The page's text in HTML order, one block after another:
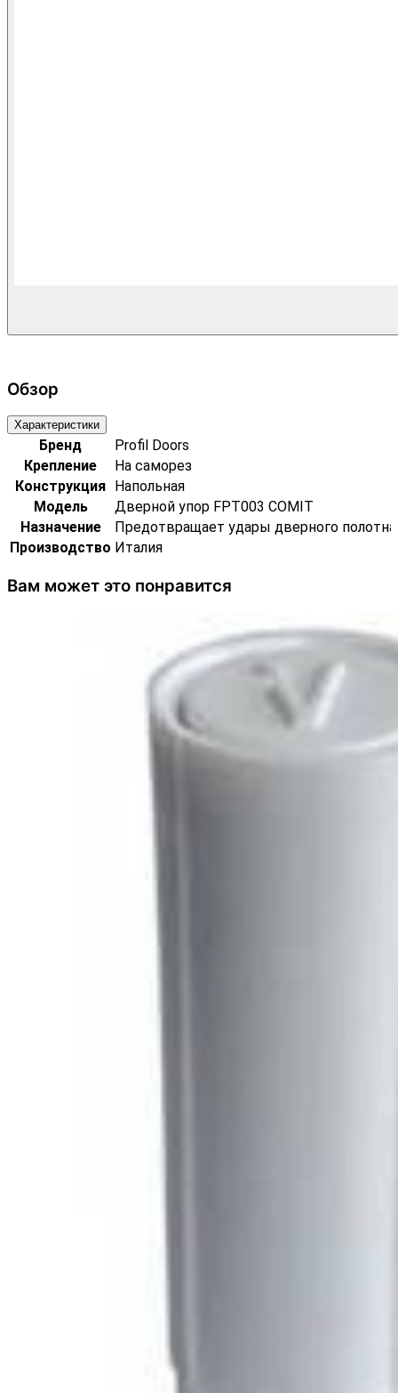
Обзор
Характеристики
Бренд
Profil Doors
Крепление
На саморез
Конструкция
Напольная
Модель
Дверной упор FPT003 COMIT
Назначение
Предотвращает удары дверного полотна
Производство Италия
Вам может это понравится